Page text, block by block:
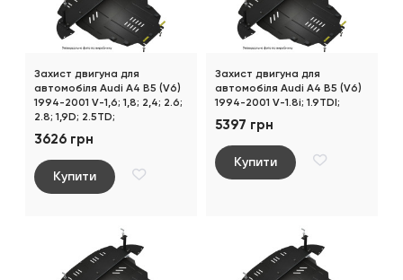
Захист двигуна для
автомобіля Audi A4 B5 (V6)
1994-2001 V-1,6; 1,8; 2,4; 2.6;
2.8; 1,9D; 2.5TD;
3626 грн
Купити
Захист двигуна для
автомобіля Audi A4 B5 (V6)
1994-2001 V-1.8i; 1.9TDI;
5397 грн
Купити